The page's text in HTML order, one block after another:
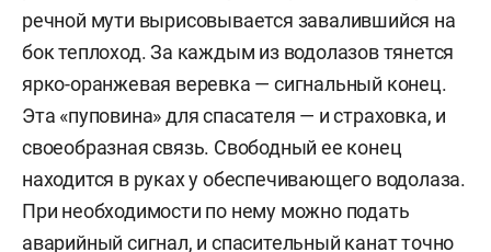
речной мути вырисовывается завалившийся на
бок теплоход. За каждым из водолазов тянется
ярко-оранжевая веревка — сигнальный конец.
Эта «пуповина» для спасателя — и страховка, и
своеобразная связь. Свободный ее конец
находится в руках у обеспечивающего водолаза.
При необходимости по нему можно подать
аварийный сигнал, и спасительный канат точно